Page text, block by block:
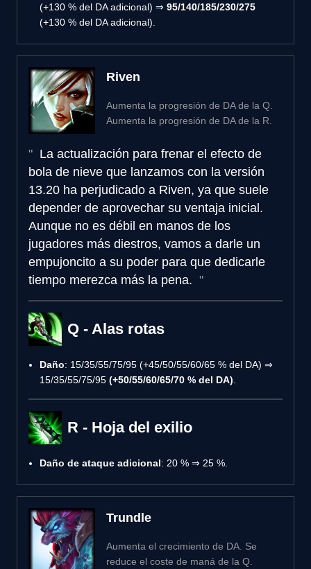
(+130 % del DA adicional) ⇒ 95/140/185/230/275
(+130 % del DA adicional).
Riven
Aumenta la progresión de DA de la Q.
Aumenta la progresión de DA de la R.
La actualización para frenar el efecto de
bola de nieve que lanzamos con la versión
13.20 ha perjudicado a Riven, ya que suele
depender de aprovechar su ventaja inicial.
Aunque no es débil en manos de los
jugadores más diestros, vamos a darle un
empujoncito a su poder para que dedicarle
tiempo merezca más la pena.
Q - Alas rotas
Daño: 15/35/55/75/95 (+45/50/55/60/65 % del DA) ⇒
15/35/55/75/95 (+50/55/60/65/70 % del DA)
R - Hoja del exilio
Daño de ataque adicional: 20 % ⇒ 25 %.
Trundle
Aumenta el crecimiento de DA. Se
reduce el coste de maná de la Q.